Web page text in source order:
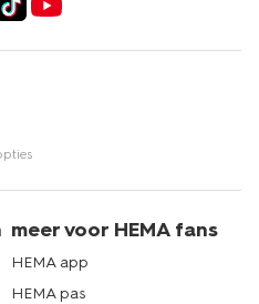
meer voor HEMA fans
HEMA app
HEMA pas